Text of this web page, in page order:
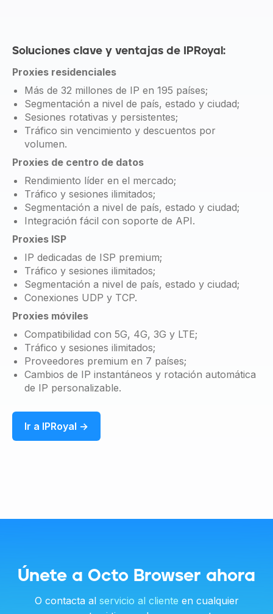
Soluciones clave y ventajas de IPRoyal:
Proxies residenciales
Más de 32 millones de IP en 195 países;
Segmentación a nivel de país, estado y ciudad;
Sesiones rotativas y persistentes;
Tráfico sin vencimiento y descuentos por
volumen.
Proxies de centro de datos
Rendimiento líder en el mercado;
Tráfico y sesiones ilimitados;
Segmentación a nivel de país, estado y ciudad;
Integración fácil con soporte de API.
Proxies ISP
IP dedicadas de ISP premium;
Tráfico y sesiones ilimitados;
Segmentación a nivel de país, estado y ciudad;
Conexiones UDP y TCP.
Proxies móviles
Compatibilidad con 5G, 4G, 3G y LTE;
Tráfico y sesiones ilimitados;
Proveedores premium en 7 países;
Cambios de IP instantáneos y rotación automática
de IP personalizable.
Ir a IPRoyal →
Únete a Octo Browser ahora
O contacta al servicio al cliente en cualquier